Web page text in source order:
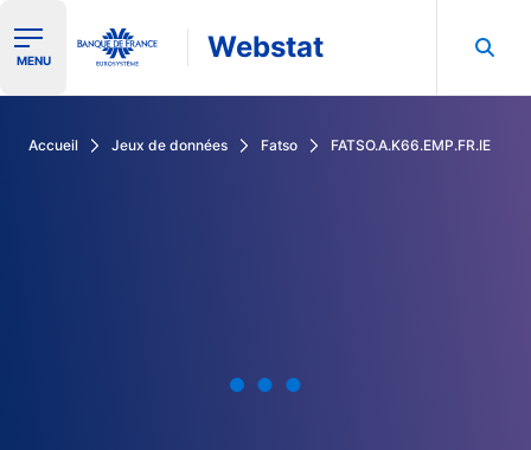
Ouvrir le menu de navigation
MENU Webstat
Accueil Jeux de données Fatso FATSO.A.K66.EMP.FR.IE